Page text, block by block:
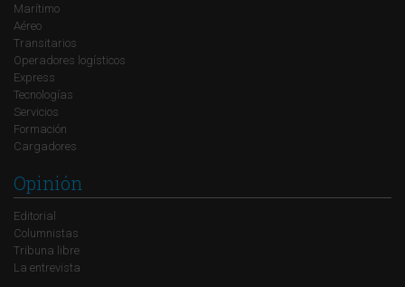
Marítimo
Aéreo
Transitarios
Operadores logísticos
Express
Tecnologías
Servicios
Formación
Cargadores
Opinión
Editorial
Columnistas
Tribuna libre
La entrevista